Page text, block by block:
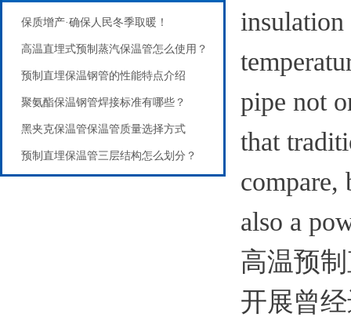
保质增产·确保人民冬季取暖！
高温直埋式预制蒸汽保温管怎么使用？
预制直埋保温钢管的性能特点介绍
聚氨酯保温钢管焊接标准有哪些？
黑夹克保温管保温管质量选择方式
预制直埋保温管三层结构怎么划分？
insulation
pipe not
that
compare,
also a
高温预
开展曾